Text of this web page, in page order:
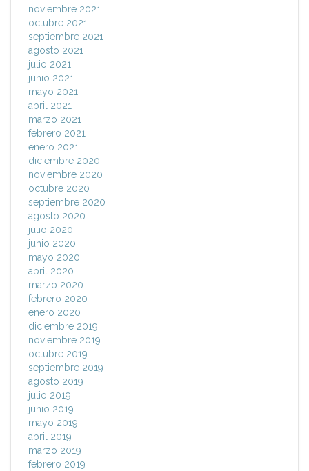
noviembre 2021
octubre 2021
septiembre 2021
agosto 2021
julio 2021
junio 2021
mayo 2021
abril 2021
marzo 2021
febrero 2021
enero 2021
diciembre 2020
noviembre 2020
octubre 2020
septiembre 2020
agosto 2020
julio 2020
junio 2020
mayo 2020
abril 2020
marzo 2020
febrero 2020
enero 2020
diciembre 2019
noviembre 2019
octubre 2019
septiembre 2019
agosto 2019
julio 2019
junio 2019
mayo 2019
abril 2019
marzo 2019
febrero 2019